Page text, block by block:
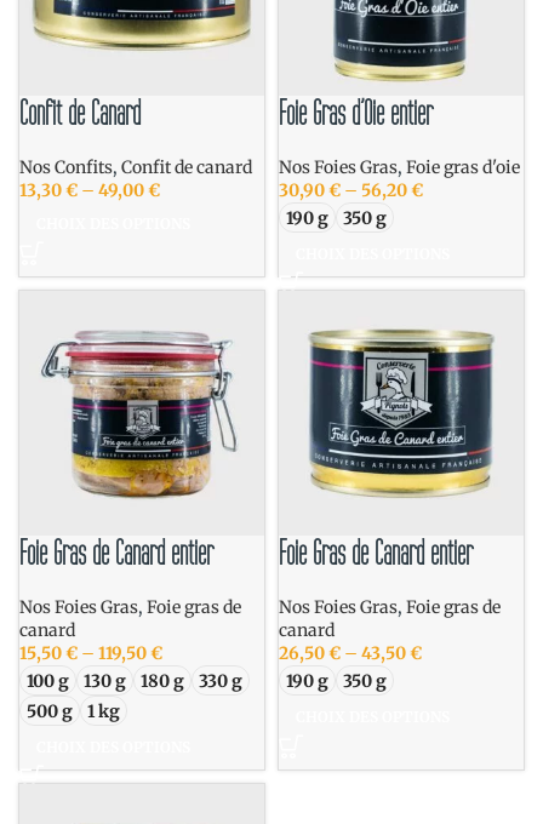
Confit de Canard
Nos Confits, Confit de canard
13,30€ – 49,00€
Foie Gras d’Oie entier
Nos Foies Gras, Foie gras d'oie
30,90€ – 56,20€
190 g
350 g
Foie Gras de Canard entier
Nos Foies Gras, Foie gras de
canard
15,50€ – 119,50€
100 g
130 g 180 g
330 g
500 g
1 kg
Foie Gras de Canard entier
Nos Foies Gras, Foie gras de
canard
26,50€ – 43,50€
190 g
350 g